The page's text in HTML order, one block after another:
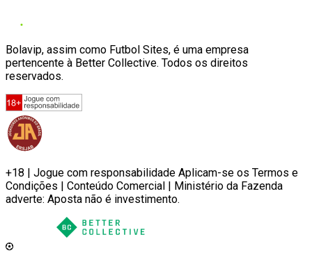
Bolavip, assim como Futbol Sites, é uma empresa
pertencente à Better Collective. Todos os direitos
reservados.
+18 | Jogue com responsabilidade Aplicam-se os Termos e
Condições | Conteúdo Comercial | Ministério da Fazenda
adverte: Aposta não é investimento.